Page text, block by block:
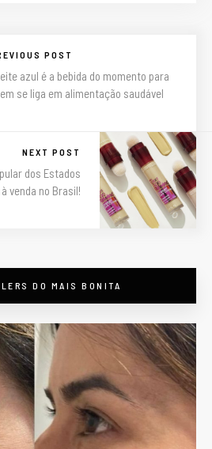
POST
azul é a bebida do momento para
se liga em alimentação saudável
NEXT POST
dos Estados
venda no Brasil!
DO MAIS BONITA